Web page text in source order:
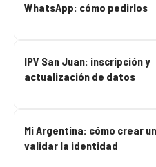
WhatsApp: cómo pedirlos
IPV San Juan: inscripción y
actualización de datos
Mi Argentina: cómo crear
validar la identidad